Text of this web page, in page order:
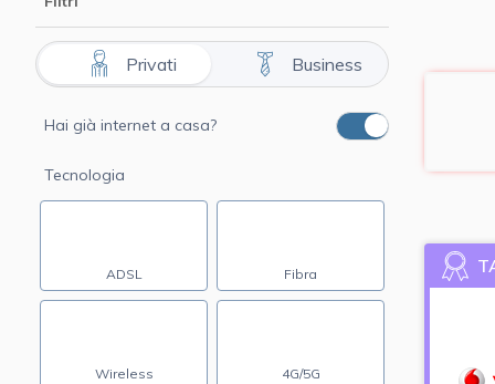
Privati Business
Hai già internet a casa?
Tecnologia
ADSL Fibra
Wireless 4G/5G